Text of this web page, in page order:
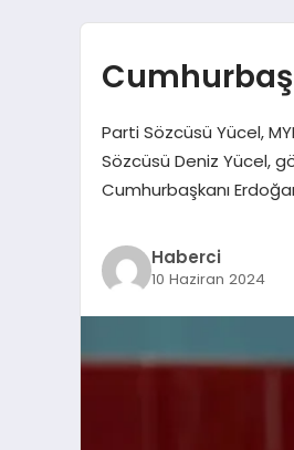
Parti Sözcüsü Yücel,
Sözcüsü Deniz Yücel,
Cumhurbaşkanı
Haberci
10 Haziran 2024